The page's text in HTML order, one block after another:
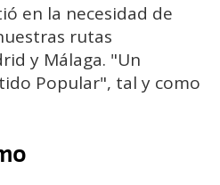
en la necesidad de
rutas
y Málaga. "Un
Popular", tal y como